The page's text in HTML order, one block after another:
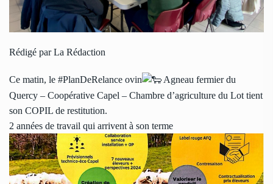
Rédigé par La Rédaction
Ce matin, le #PlanDeRelance ovin
Agneau fermier du
Quercy – Coopérative Capel – Chambre d’agriculture du Lot tient
son COPIL de restitution.
2 années de travail qui arrivent à son terme